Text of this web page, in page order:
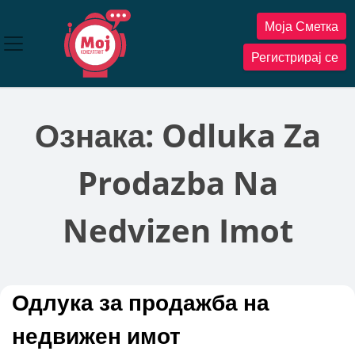
содржината
Моја Сметка
Регистрирај се
Ознака: Odluka Za
Prodazba Na
Nedvizen Imot
Одлука за продажба на
недвижен имот